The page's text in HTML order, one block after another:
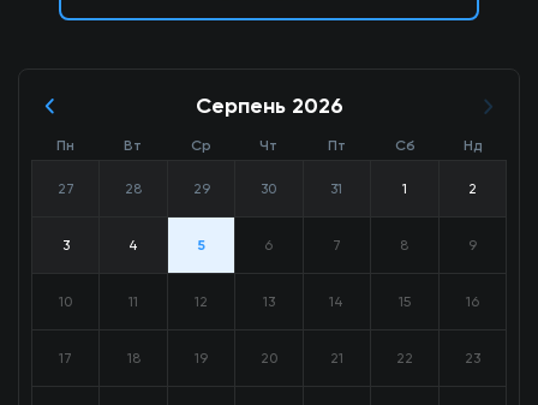
Серпень 2026
Пн Вт Ср Чт Пт Сб Нд
27 28 29 30 31 1 2
3 4 5 6 7 8 9
10 11 12 13 14 15 16
17 18 19 20 21 22 23